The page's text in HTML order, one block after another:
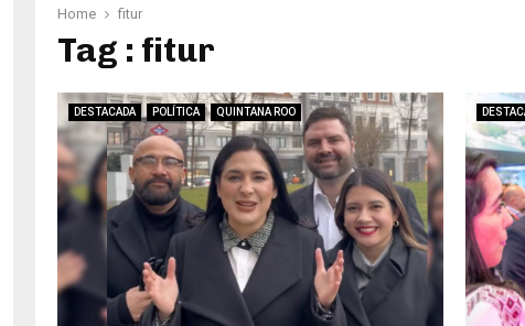
Home fitur
Tag : fitur
DESTACADA POLÍTICA QUINTANA ROO